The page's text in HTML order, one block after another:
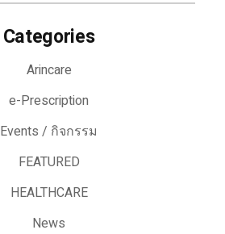
Categories
Arincare
e-Prescription
Events / กิจกรรม
FEATURED
HEALTHCARE
News